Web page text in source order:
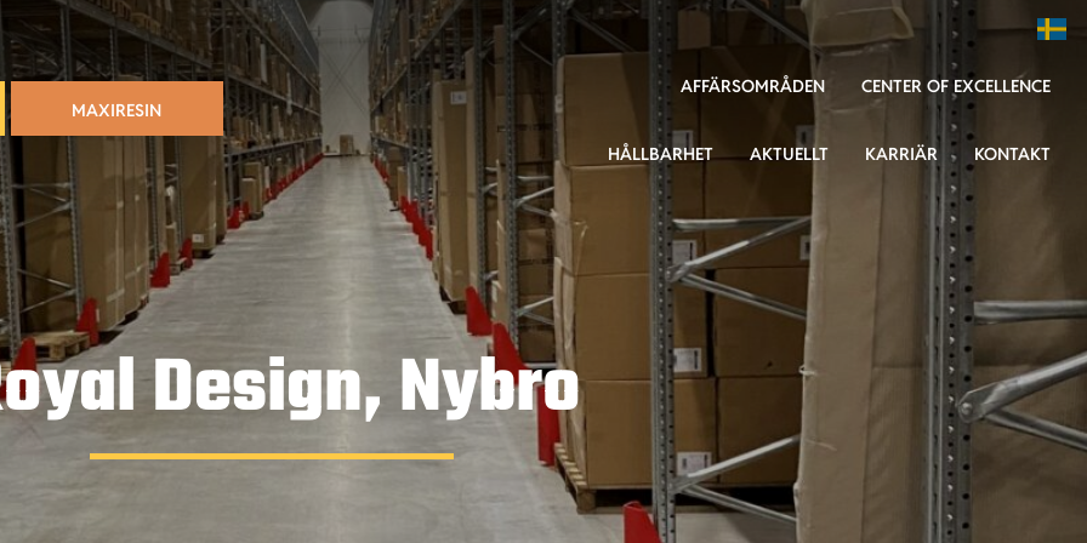
MAXIRESIN
AFFÄRSOMRÅDEN CENTER OF EXCELLENCE
HÅLLBARHET AKTUELLT KARRIÄR KONTAKT
Design, Nybro